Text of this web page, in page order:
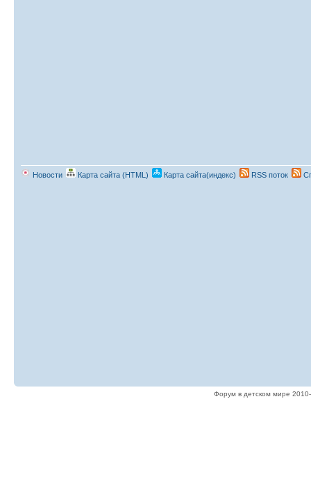
Новости Карта сайта (HTML) Карта сайта(индекс) RSS поток
Форум в детском мире